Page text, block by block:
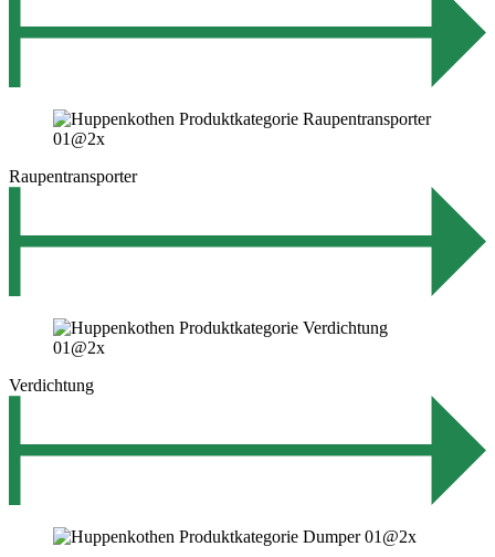
Raupentransporter
Verdichtung